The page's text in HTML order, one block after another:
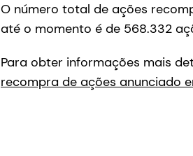
O número total de ações
até o momento é de 568.332
Para obter informações mais
recompra de ações anunciado